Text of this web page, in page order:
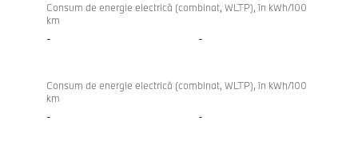
Consum de energie electrică (combinat, WLTP), în kWh/100
km
- -
Consum de energie electrică (combinat, WLTP), în kWh/100
km
- -